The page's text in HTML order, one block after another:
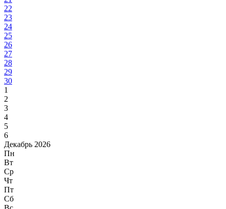
22
23
24
25
26
27
28
29
30
1
2
3
4
5
6
Декабрь 2026
Пн
Вт
Ср
Чт
Пт
Сб